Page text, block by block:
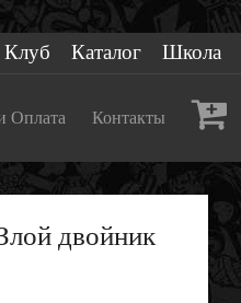
Клуб Каталог Школа
Оплата Контакты
двойник